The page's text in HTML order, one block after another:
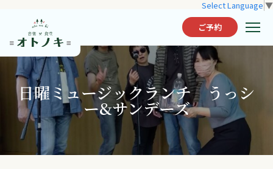
Select Language ▼
ご予約
日曜ミュージックランチ うっシ
ー&サンデーズ